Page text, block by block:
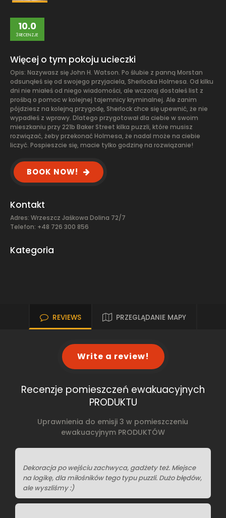
10.0
3 RECENZJE
Więcej o tym pokoju ucieczki
Opis: Nazywasz się John H. Watson. Po ślubie z panną Morstan
odsunąłeś się od swojego przyjaciela, Sherlocka Holmesa. Od kilku
dni nie miałeś od niego wiadomości, ale wczoraj dostałeś list z
prośbą o pomoc w kolejnej tajemnicy kryminalnej. Ale zanim
pójdziesz na kolejną przygodę, Sherlock chce się upewnić, że nie
wypadłeś z wprawy. Dlatego przygotował dla ciebie w swoim
mieszkaniu przy 221b Baker Street kilka puzzli, które musisz
rozwiązać, żeby przekonać Holmesa, że nadal może na ciebie
liczyć. Pospieszcie się, macie tylko godzinę na rozwiązanie!
BOOK NOW!
Kontakt
Adres: Wrzeszcz Jaśkowa Dolina 72/7
Telefon: +48 726 300 856
Kategoria
REVIEWS PRZEGLĄDANIE MAPY
Write a review!
Recenzje pomieszczeń ewakuacyjnych
PRODUKTU
Uprawnienia do emisji 3 w pomieszczeniu
ewakuacyjnym PRODUKTÓW
Dekoracja po wejściu zachwyca, gadżety też. Miejsce
na logikę, dla miłośników tego typu puzzli. Dużo błędów,
ale wyszliśmy :)